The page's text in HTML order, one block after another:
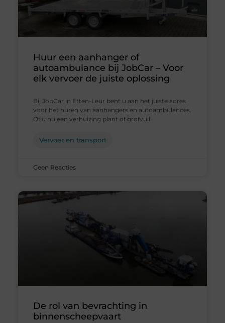
Huur een aanhanger of
autoambulance bij JobCar – Voor
elk vervoer de juiste oplossing
Bij JobCar in Etten-Leur bent u aan het juiste adres
voor het huren van aanhangers en autoambulances.
Of u nu een verhuizing plant of grofvuil
Vervoer en transport
Geen Reacties
De rol van bevrachting in
binnenscheepvaart